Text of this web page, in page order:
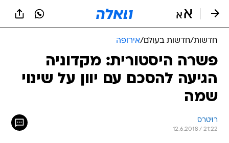
חדשות/חדשות בעולם/אירופה
פשרה היסטורית: מקדוניה
הגיעה להסכם עם יוון על שינוי
שמה
רויטרס
12.6.2018 / 21:22